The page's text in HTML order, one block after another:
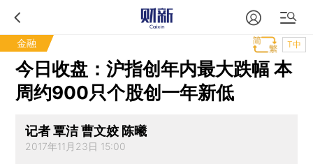
金融 T中
今日收盘：沪指创年内最大跌幅 本
周约900只个股创一年新低
记者 覃洁 曹文姣 陈曦
2017年11月23日 15:00